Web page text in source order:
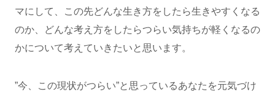
マにして、この先どんな生き方をしたら生きやすくなる
のか、どんな考え方をしたらつらい気持ちが軽くなるの
かについて考えていきたいと思います。
”今、この現状がつらい”と思っているあなたを元気づけ